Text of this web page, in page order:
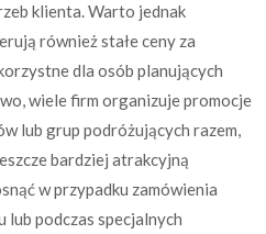
klienta. Warto jednak
również stałe ceny za
dla osób planujących
wiele firm organizuje promocje
lub grup podróżujących razem,
bardziej atrakcyjną
w przypadku zamówienia
lub podczas specjalnych